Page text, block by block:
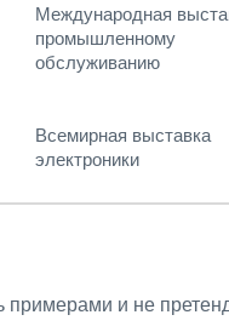
Международная
промышленному
обслуживанию
Всемирная выставка
электроники
и не